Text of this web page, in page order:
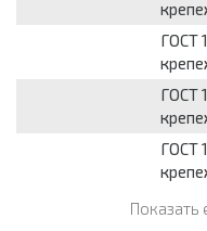
ГОСТ
ГОСТ
ГОСТ
Показать